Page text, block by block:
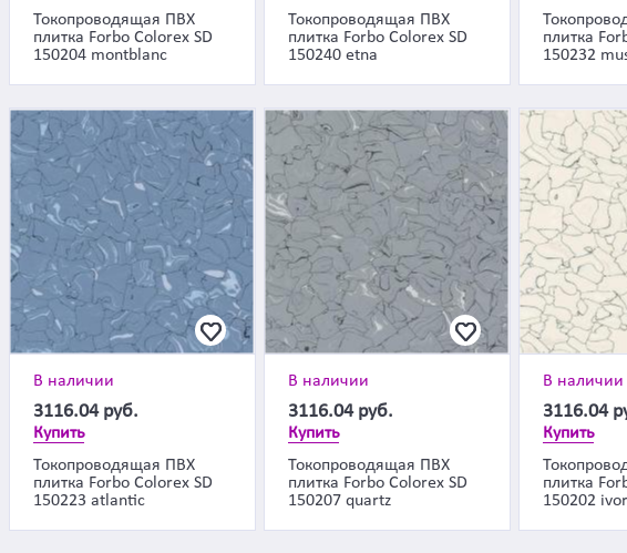
Токопроводящая ПВХ
плитка Forbo Colorex SD
150204 montblanc
Токопроводящая ПВХ
плитка Forbo Colorex SD
150240 etna
плитка
150232
В наличии
3116.04 руб.
Купить
Токопроводящая ПВХ
плитка Forbo Colorex SD
150223 atlantic
В наличии
3116.04 руб.
Купить
Токопроводящая ПВХ
плитка Forbo Colorex SD
150207 quartz
В наличии
3116.04
Купить
плитка
150202